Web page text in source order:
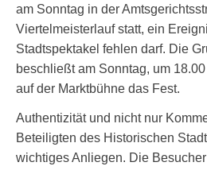
am Sonntag in der
Viertelmeisterlauf statt, ein
Stadtspektakel fehlen darf. Die
beschließt am Sonntag, um
auf der Marktbühne das Fest.
Authentizität und nicht nur
Beteiligten des Historischen
wichtiges Anliegen. Die